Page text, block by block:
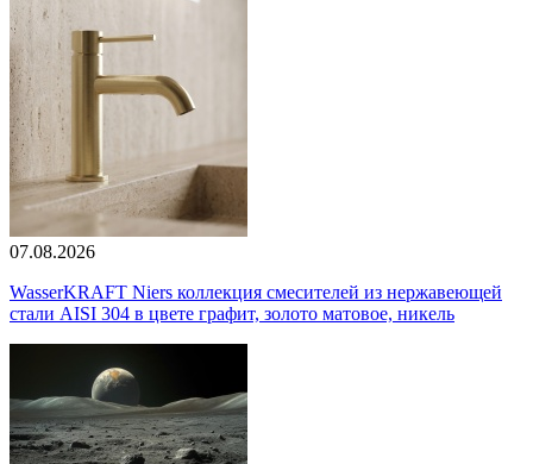
07.08.2026
WasserKRAFT Niers коллекция смесителей из нержавеющей
стали AISI 304 в цвете графит, золото матовое, никель